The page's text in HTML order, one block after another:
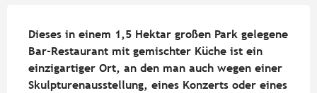
Dieses in einem 1,5 Hektar großen Park gelegene
Bar-Restaurant mit gemischter Küche ist ein
einzigartiger Ort, an den man auch wegen einer
Skulpturenausstellung, eines Konzerts oder eines